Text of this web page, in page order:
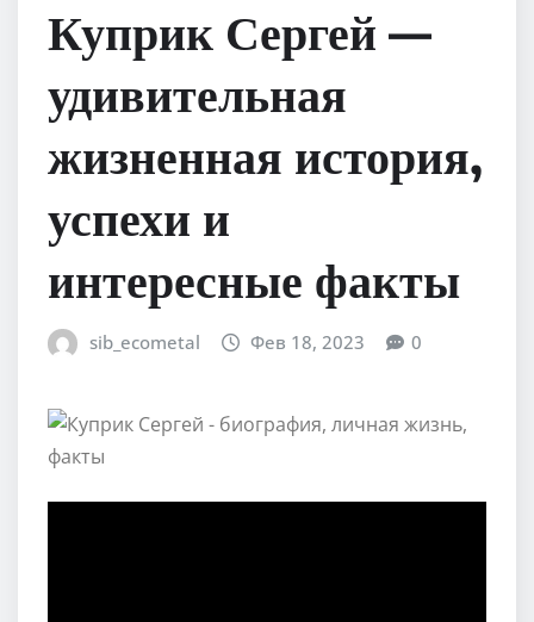
Куприк Сергей —
удивительная
жизненная история,
успехи и
интересные факты
sib_ecometal Фев 18, 2023 0